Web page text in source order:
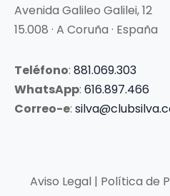
Avenida Galileo Galilei, 12
15.008 · A Coruña · España
Teléfono: 881.069.303
WhatsApp: 616.897.466
Correo-e:
Aviso Legal | Política de